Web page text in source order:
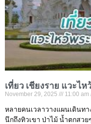
เที่ยว เชียงราย แวะไ
November 29, 2025 11:00 am
หลายคนเวลาวางแผนเดินทา
นึกถึงทิวเขา ป่าไม้ น้ำตกสว